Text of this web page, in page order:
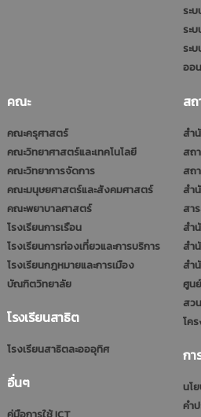
ระ
ระ
ระ
ออ
คณะ
คณะครุศาสตร์
คณะวิทยาศาสตร์และเทคโนโลยี
คณะวิทยาการจัดการ
คณะมนุษยศาสตร์และสังคมศาสตร์
คณะพยาบาลศาสตร์
โรงเรียนการเรือน
โรงเรียนการท่องเที่ยวและการบริการ
โรงเรียนกฎหมายและการเมือง
บัณฑิตวิทยาลัย
โรงเรียนสาธิต
โรงเรียนสาธิตละอออุทิศ
อื่นๆ
ส
สำ
สถ
สถ
สำ
สา
สำ
สำ
สำ
ศูน
สว
โค
กา
นโ
คำ